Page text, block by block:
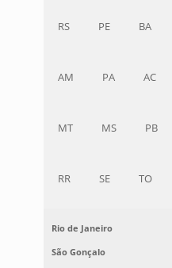
RS PE BA
AM PA AC
MT MS PB
RR SE TO
Rio de Janeiro
São Gonçalo